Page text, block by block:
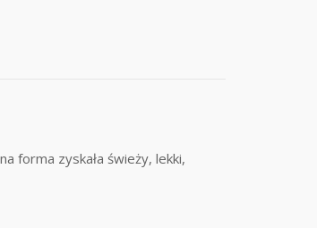
forma zyskała świeży, lekki,